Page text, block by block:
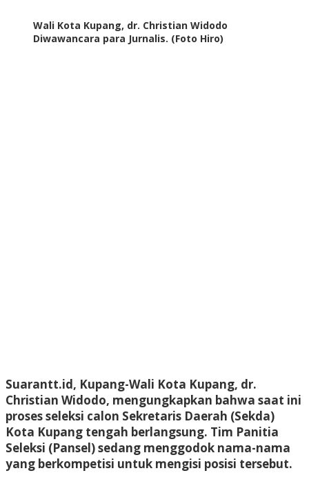
Wali Kota Kupang, dr. Christian Widodo
Diwawancara para Jurnalis. (Foto Hiro)
Suarantt.id, Kupang-Wali Kota Kupang, dr.
Christian Widodo, mengungkapkan bahwa saat ini
proses seleksi calon Sekretaris Daerah (Sekda)
Kota Kupang tengah berlangsung. Tim Panitia
Seleksi (Pansel) sedang menggodok nama-nama
yang berkompetisi untuk mengisi posisi tersebut.